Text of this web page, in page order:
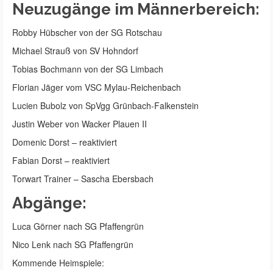
Neuzugänge im Männerbereich:
Robby Hübscher von der SG Rotschau
Michael Strauß von SV Hohndorf
Tobias Bochmann von der SG Limbach
Florian Jäger vom VSC Mylau-Reichenbach
Lucien Bubolz von SpVgg Grünbach-Falkenstein
Justin Weber von Wacker Plauen II
Domenic Dorst – reaktiviert
Fabian Dorst – reaktiviert
Torwart Trainer – Sascha Ebersbach
Abgänge:
Luca Görner nach SG Pfaffengrün
Nico Lenk nach SG Pfaffengrün
Kommende Heimspiele: